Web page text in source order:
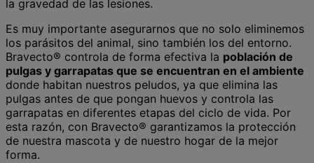
la gravedad de las lesiones.
Es muy importante asegurarnos que no solo eliminemos
los parásitos del animal, sino también los del entorno.
Bravecto® controla de forma efectiva la población de
pulgas y garrapatas que se encuentran en el ambiente
donde habitan nuestros peludos, ya que elimina las
pulgas antes de que pongan huevos y controla las
garrapatas en diferentes etapas del ciclo de vida. Por
esta razón, con Bravecto® garantizamos la protección
de nuestra mascota y de nuestro hogar de la mejor
forma.